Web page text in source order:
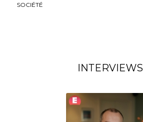
SOCIÉTÉ
INTERVIEWS